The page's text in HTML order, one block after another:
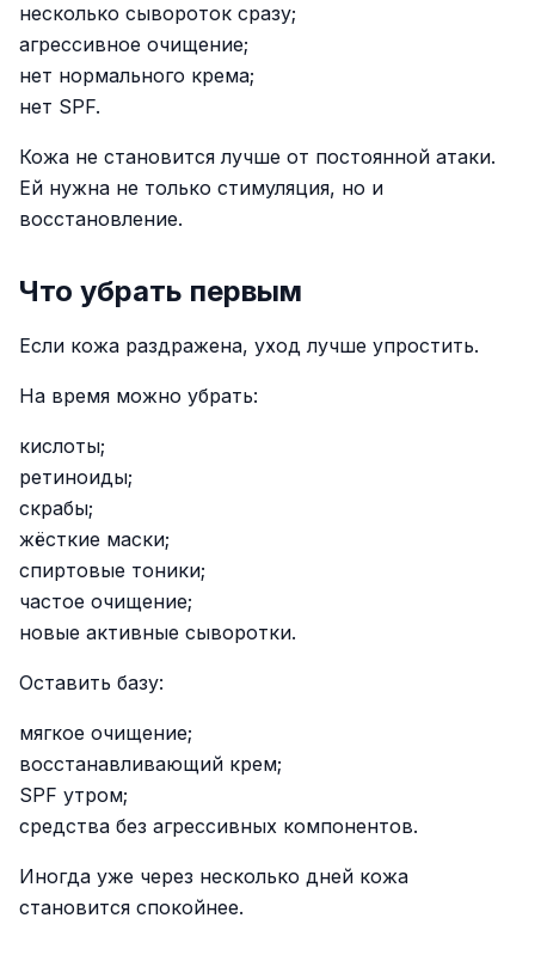
несколько сывороток сразу;
агрессивное очищение;
нет нормального крема;
нет SPF.
Кожа не становится лучше от постоянной атаки.
Ей нужна не только стимуляция, но и
восстановление.
Что убрать первым
Если кожа раздражена, уход лучше упростить.
На время можно убрать:
кислоты;
ретиноиды;
скрабы;
жёсткие маски;
спиртовые тоники;
частое очищение;
новые активные сыворотки.
Оставить базу:
мягкое очищение;
восстанавливающий крем;
SPF утром;
средства без агрессивных компонентов.
Иногда уже через несколько дней кожа
становится спокойнее.